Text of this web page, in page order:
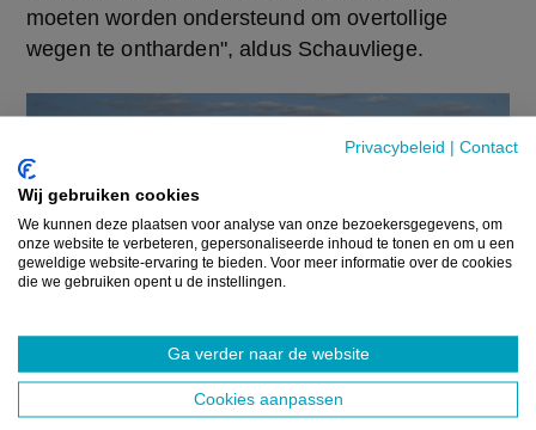
Privacybeleid | Contact
Wij gebruiken cookies
We kunnen deze plaatsen voor analyse van onze bezoekersgegevens, om
onze website te verbeteren, gepersonaliseerde inhoud te tonen en om u een
geweldige website-ervaring te bieden. Voor meer informatie over de cookies
die we gebruiken opent u de instellingen.
Ga verder naar de website
Cookies aanpassen
moeten worden ondersteund om overtollige
wegen te ontharden", aldus Schauvliege.